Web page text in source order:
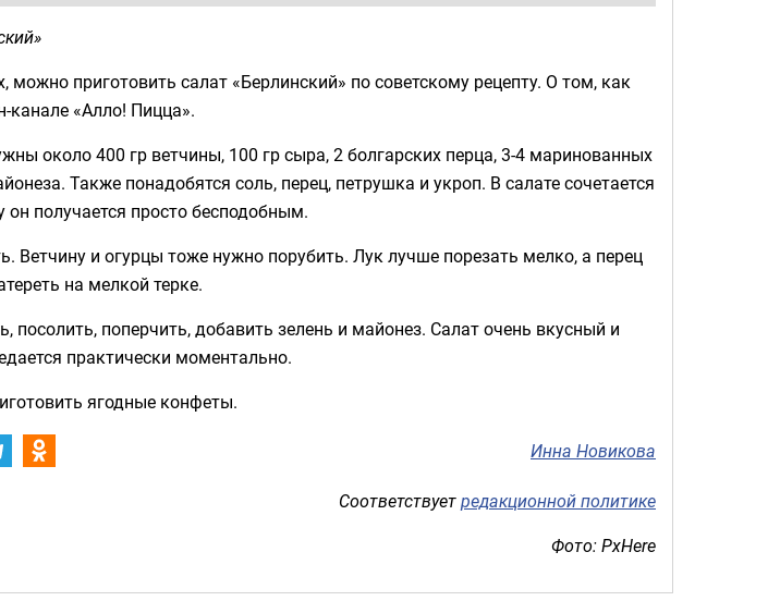
можно приготовить салат «Берлинский» по советскому рецепту. О том, как
канале «Алло! Пицца».
около 400 гр ветчины, 100 гр сыра, 2 болгарских перца, 3-4 маринованных
Также понадобятся соль, перец, петрушка и укроп. В салате сочетается
он получается просто бесподобным.
Ветчину и огурцы тоже нужно порубить. Лук лучше порезать мелко, а перец
на мелкой терке.
посолить, поперчить, добавить зелень и майонез. Салат очень вкусный и
практически моментально.
ягодные конфеты.
Инна Новикова
Соответствуетредакционной политике
Фото: PxHere